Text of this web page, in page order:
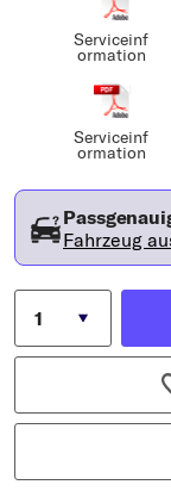
Serviceinf
ormation
Serviceinf
ormation
Fahrzeug